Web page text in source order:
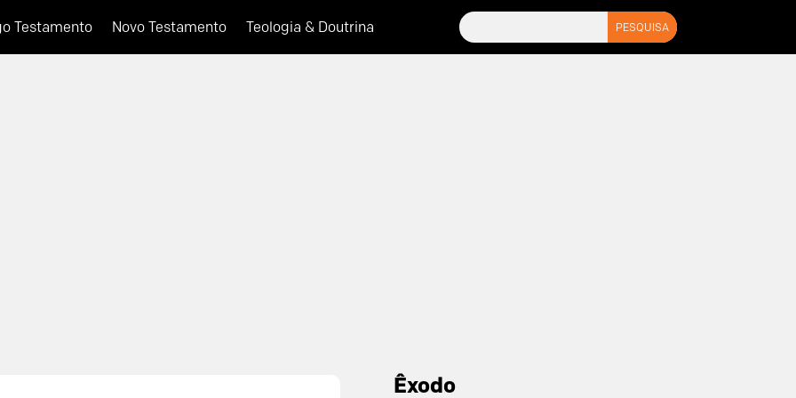
Testamento Novo Testamento Teologia & Doutrina
Êxodo